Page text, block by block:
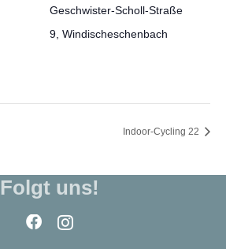
Geschwister-Scholl-Straße
9, Windischeschenbach
Indoor-Cycling 22
Folgt uns!